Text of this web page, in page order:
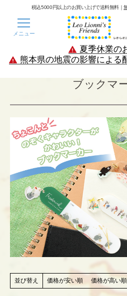
税込5000円以上のお買い上げで送料無料｜
メニュー
夏季休業の
熊本県の地震の影響による
ブックマ
並び替え 価格が安い順 価格が高い順